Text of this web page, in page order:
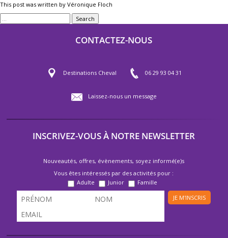
This post was written by Véronique Floch
Search
CONTACTEZ-NOUS
Destinations Cheval 06 29 93 04 31
Laissez-nous un message
INSCRIVEZ-VOUS À NOTRE NEWSLETTER
Nouveautés, offres, évènements, soyez informé(e)s
Vous êtes intéressés par des activités pour :
Adulte
Junior
Famille
JE M'INSCRIS